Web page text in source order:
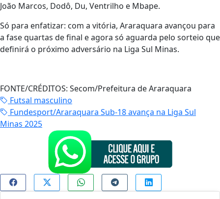
João Marcos, Dodô, Du, Ventrilho e Mbape.
Só para enfatizar: com a vitória, Araraquara avançou para
a fase quartas de final e agora só aguarda pelo sorteio que
definirá o próximo adversário na Liga Sul Minas.
FONTE/CRÉDITOS: Secom/Prefeitura de Araraquara
Futsal masculino
Fundesport/Araraquara Sub-18 avança na Liga Sul
Minas 2025